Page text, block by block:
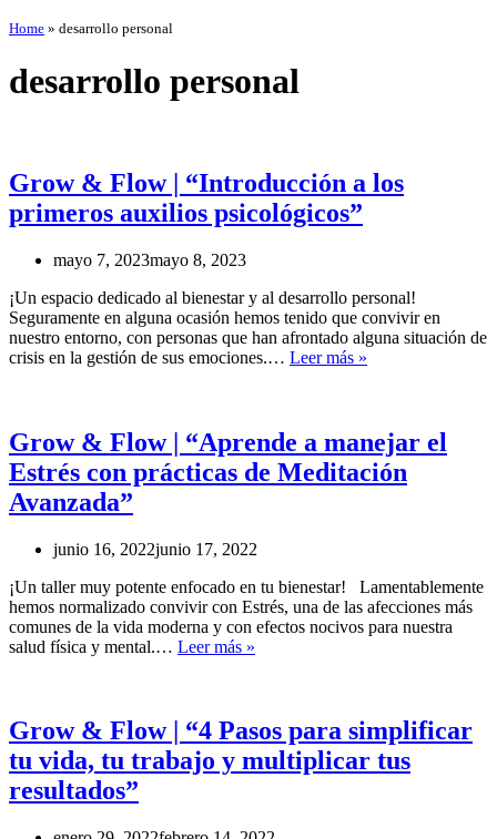
Home » desarrollo personal
desarrollo personal
Grow & Flow | “Introducción a los
primeros auxilios psicológicos”
mayo 7, 2023mayo 8, 2023
¡Un espacio dedicado al bienestar y al desarrollo personal!
Seguramente en alguna ocasión hemos tenido que convivir en
nuestro entorno, con personas que han afrontado alguna situación de
crisis en la gestión de sus emociones.… Leer más »
“Introducción
a
los
Grow & Flow | “Aprende a manejar el
Estrés con prácticas de Meditación
Avanzada”
junio 16, 2022junio 17, 2022
¡Un taller muy potente enfocado en tu bienestar! Lamentablemente
hemos normalizado convivir con Estrés, una de las afecciones más
comunes de la vida moderna y con efectos nocivos para nuestra
salud física y mental.… Leer más »
“Aprende
a
manejar
Grow & Flow | “4 Pasos para simplificar
tu vida, tu trabajo y multiplicar tus
resultados”